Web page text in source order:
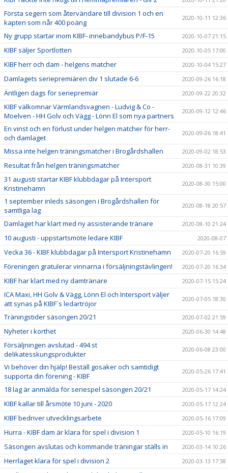
Första segern som återvändare till division 1 och en
kapten som når 400 poäng
2020-10-11 12:36
Ny grupp startar inom KIBF- innebandybus P/F-15 2020-10-07 21:15
KIBF säljer Sportlotten 2020-10-05 17:00
KIBF herr och dam - helgens matcher 2020-10-04 15:27
Damlagets seriepremiären div 1 slutade 6-6 2020-09-26 16:18
Äntligen dags för seriepremiär 2020-09-22 20:32
KIBF välkomnar Värmlandsvagnen - Ludvig & Co -
Moelven - HH Golv och Vägg - Lönn El som nya partners
2020-09-12 12:46
En vinst och en förlust under helgen matcher för herr-
och damlaget
2020-09-06 18:41
Missa inte helgen träningsmatcher i Brogårdshallen 2020-09-02 18:53
Resultat från helgen träningsmatcher 2020-08-31 10:39
31 augusti startar KIBF klubbdagar på Intersport
Kristinehamn
2020-08-30 15:00
1 september inleds säsongen i Brogårdshallen för
samtliga lag
2020-08-18 20:57
Damlaget har klart med ny assisterande tränare 2020-08-10 21:24
10 augusti - uppstartsmöte ledare KIBF 2020-08-07
Vecka 36 - KIBF klubbdagar på Intersport Kristinehamn 2020-07-20 16:59
Föreningen gratulerar vinnarna i försäljningstävlingen! 2020-07-20 16:34
KIBF har klart med ny damtränare 2020-07-15 15:24
ICA Maxi, HH Golv & Vägg, Lönn El och Intersport väljer
att synas på KIBF´s ledartröjor
2020-07-05 18:30
Träningstider säsongen 20/21 2020-07-02 21:59
Nyheter i korthet 2020-06-30 14:48
Försäljningen avslutad - 494 st
delikatesskungsprodukter
2020-06-08 23:00
Vi behöver din hjälp! Beställ gosaker och samtidigt
supporta din förening - KIBF
2020-05-26 17:41
18 lag är anmälda för seriespel säsongen 20/21 2020-05-17 14:24
KIBF kallar till årsmöte 10 juni - 2020 2020-05-17 12:24
KIBF bedriver utvecklingsarbete 2020-05-16 17:09
Hurra - KIBF dam är klara för spel i division 1 2020-05-10 16:19
Säsongen avslutas och kommande träningar ställs in 2020-03-14 10:26
Herrlaget klara för spel i division 2 2020-03-13 17:38